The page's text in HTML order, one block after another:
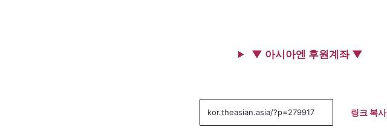
▼ 아시아엔 후원계좌 ▼
링크 복사